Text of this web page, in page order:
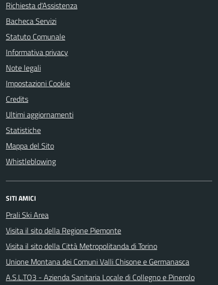
Richiesta d'Assistenza
Bacheca Servizi
Statuto Comunale
Informativa privacy
Note legali
Impostazioni Cookie
Credits
Ultimi aggiornamenti
Statistiche
Mappa del Sito
Whistleblowing
SITI AMICI
Prali Ski Area
Visita il sito della Regione Piemonte
Visita il sito della Città Metropolitanda di Torino
Unione Montana dei Comuni Valli Chisone e Germanasca
A.S.L.TO3 - Azienda Sanitaria Locale di Collegno e Pinerolo